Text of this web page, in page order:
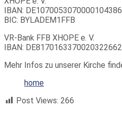
IBAN:
BIC: BYLADEM1FFB
VR-Bank FFB XHOPE e. V.
IBAN:
Mehr Infos zu unserer Kirche
home
Post Views: 266